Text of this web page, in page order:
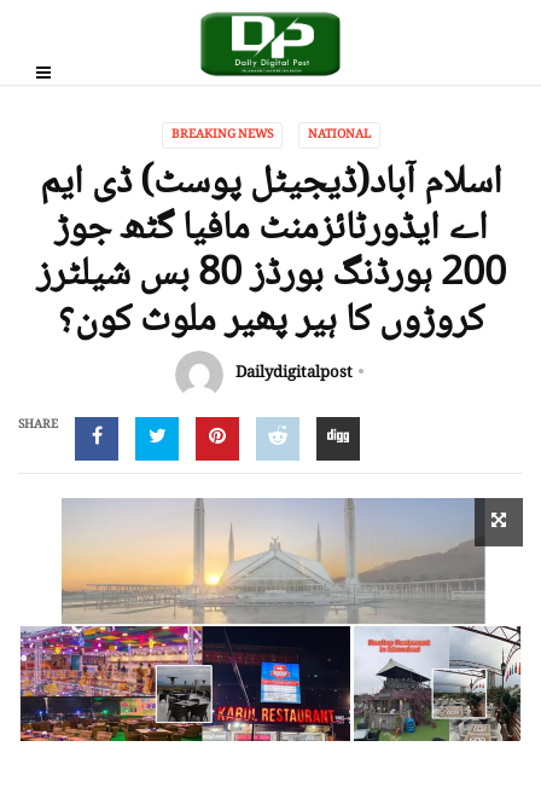
BREAKING NEWS NATIONAL
اسلام آباد(ڈیجیٹل پوسٹ) ڈی ایم
اے ایڈورٹائزمنٹ مافیا گٹھ جوڑ
200 ہورڈنگ بورڈز 80 بس شیلٹرز
کروڑوں کا ہیر پھیر ملوث کون؟
Dailydigitalpost
SHARE